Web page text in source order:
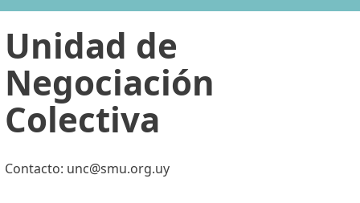
Unidad de
Negociación
Colectiva
Contacto: unc@smu.org.uy